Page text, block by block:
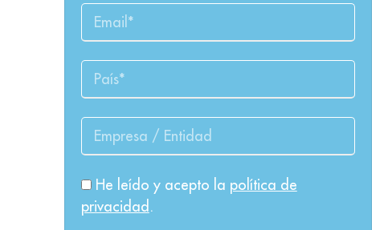
He leído y acepto la política de
privacidad .